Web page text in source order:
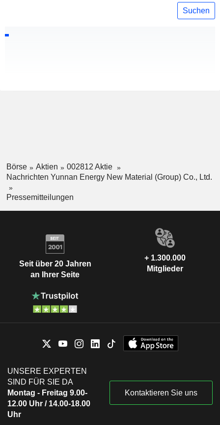
Suchen
Börse Aktien
002812 Aktie
Nachrichten Yunnan Energy New Material (Group) Co., Ltd.
Pressemitteilungen
Seit über 20 Jahren
an Ihrer Seite
+ 1.300.000
Mitglieder
UNSERE EXPERTEN
SIND FÜR SIE DA
Montag - Freitag 9.00-
12.00 Uhr / 14.00-18.00
Uhr
Kontaktieren Sie uns